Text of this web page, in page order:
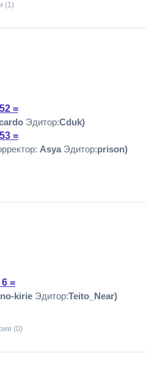
(1)
=
Эдитор:Cduk)
=
AsyaЭдитор:prison)
=
kirie Эдитор:Teito_Near)
(0)